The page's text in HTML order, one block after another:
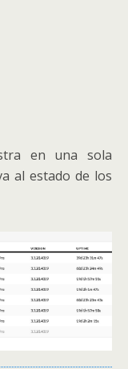
en una sola
al estado de los